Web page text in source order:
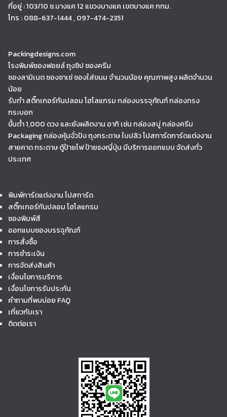
ที่อยู่ : 103/10 ซ.บางแค 12 แขวงบางแค เขตบางแค กทม.
โทร : 088-637-1444 , 097-474-2351
Packingdesigns.com
โรงพิมพ์ซองฟอยล์ ถุงซิป ซองครีม
ซองลามิเนต ซองซาเช่ ซองใส่ขนม จำนวนน้อย คุณภาพสูง ผลิตจำนวน
น้อย
รับทำ สติ๊กเกอร์กันปลอม โฮโลแกรม กล่องบรรจุภัณฑ์ กล่องทรง
กระบอก
ขั้นต่ำ 1,000 ดวง และยังผลิตงาน อาทิ เช่น กล่องสบู่ กล่องครีม
Packaging กล่องหุ้มจั่วปัง ถุงกระดาษ ใบปลิว โปสการ์ดการ์ดแต่งงาน
สายคาด กระดาษ ตู้ป้ายไฟ ป้ายธงญี่ปุ่น มีบริการออกแบบ จัดส่งทั่ว
ประเทศ
พิมพ์การ์ดแต่งงาน โปสการ์ด
สติ๊กเกอร์กันปลอม โฮโลแกรม
ซองพิมพ์สี
ออกแบบซองบรรจุภัณฑ์
การสั่งซื้อ
การชำระเงิน
การจัดส่งสินค้า
เงื่อนไขการบริการ
เงื่อนไขการรับประกัน
คำถามที่พบบ่อย FAQ
เกี่ยวกับเรา
ติดต่อเรา